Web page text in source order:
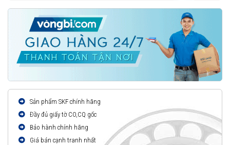
Sản phẩm SKF chính hãng
Đầy đủ giấy tờ CO,CQ gốc
Bảo hành chính hãng
Giá bán cạnh tranh nhất